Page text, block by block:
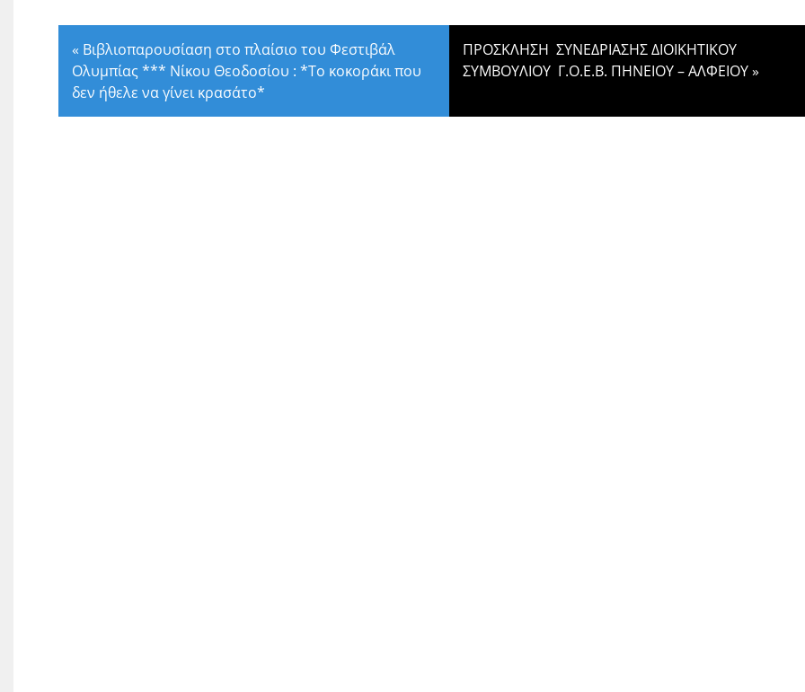
« Βιβλιοπαρουσίαση στο πλαίσιο του Φεστιβάλ
Ολυμπίας *** Νίκου Θεοδοσίου : *Το κοκοράκι που
δεν ήθελε να γίνει κρασάτο*
ΠΡΟΣΚΛΗΣΗ ΣΥΝΕΔΡΙΑΣΗΣ ΔΙΟΙΚΗΤΙΚΟΥ
ΣΥΜΒΟΥΛΙΟΥ Γ.Ο.Ε.Β. ΠΗΝΕΙΟΥ – ΑΛΦΕΙΟΥ»